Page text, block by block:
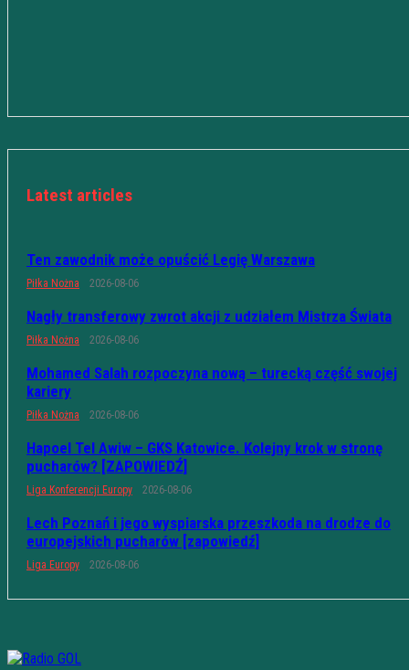
Latest articles
Ten zawodnik może opuścić Legię Warszawa
Piłka Nożna 2026-08-06
Nagły transferowy zwrot akcji z udziałem Mistrza Świata
Piłka Nożna 2026-08-06
Mohamed Salah rozpoczyna nową – turecką część swojej
kariery
Piłka Nożna 2026-08-06
Hapoel Tel Awiw – GKS Katowice. Kolejny krok w stronę
pucharów? [ZAPOWIEDŹ]
Liga Konferencji Europy 2026-08-06
Lech Poznań i jego wyspiarska przeszkoda na drodze do
europejskich pucharów [zapowiedź]
Liga Europy 2026-08-06